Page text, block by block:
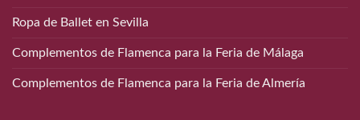
Ropa de Ballet en Sevilla
Complementos de Flamenca para la Feria de Málaga
Complementos de Flamenca para la Feria de Almería